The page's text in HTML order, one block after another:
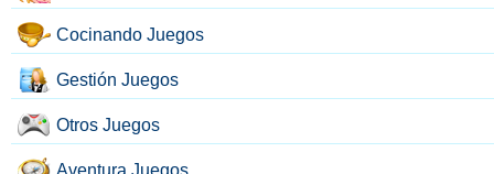
Cocinando Juegos
Gestión Juegos
Otros Juegos
Aventura Juegos